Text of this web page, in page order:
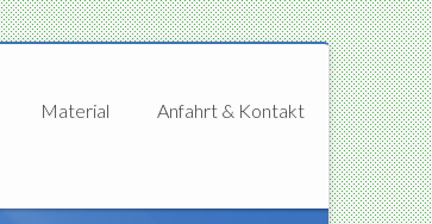
Material Anfahrt & Kontakt